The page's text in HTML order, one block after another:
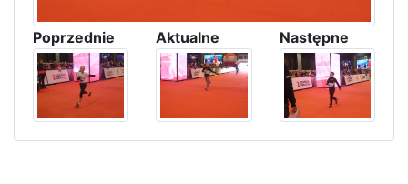
Poprzednie Aktualne Następne